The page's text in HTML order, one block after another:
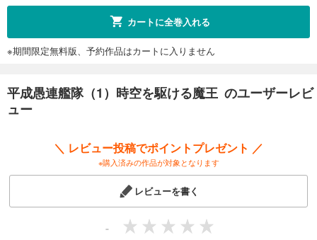
カートに全巻入れる
※期間限定無料版、予約作品はカートに入りません
平成愚連艦隊（1）時空を駆ける魔王 のユーザーレビ
ュー
＼ レビュー投稿でポイントプレゼント ／
※購入済みの作品が対象となります
レビューを書く
-